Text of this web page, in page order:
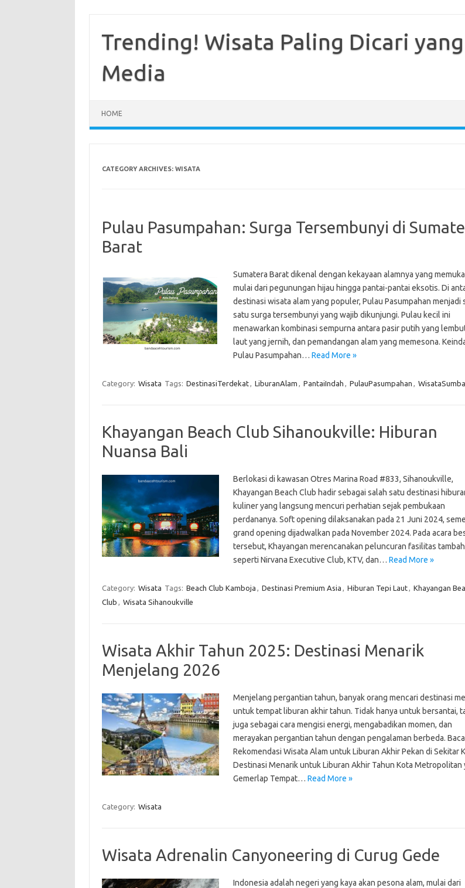
content
Trending! Wisata Paling Dicari
Media
HOME
CATEGORY ARCHIVES: WISATA
Pulau Pasumpahan: Surga Tersembunyi di
Barat
Sumatera Barat dikenal dengan kekayaan alamnya yang
mulai dari pegunungan hijau hingga pantai-pantai eksotis. Di
destinasi wisata alam yang populer, Pulau Pasumpahan menjadi
satu surga tersembunyi yang wajib dikunjungi. Pulau kecil ini
menawarkan kombinasi sempurna antara pasir putih yang
laut yang jernih, dan pemandangan alam yang memesona.
Pulau Pasumpahan… Read More »
Category: Wisata Tags: DestinasiTerdekat, LiburanAlam , PantaiIndah , PulauPasumpahan ,
Khayangan Beach Club Sihanoukville: Hiburan
Nuansa Bali
Berlokasi di kawasan Otres Marina Road #833, Sihanoukville,
Khayangan Beach Club hadir sebagai salah satu destinasi
kuliner yang langsung mencuri perhatian sejak pembukaan
perdananya. Soft opening dilaksanakan pada 21 Juni 2024,
grand opening dijadwalkan pada November 2024. Pada acara
tersebut, Khayangan merencanakan peluncuran fasilitas
seperti Nirvana Executive Club, KTV, dan… Read More »
Category: Wisata Tags: Beach Club Kamboja , Destinasi Premium Asia , Hiburan Tepi Laut, Khayangan
Club , Wisata Sihanoukville
Wisata Akhir Tahun 2025: Destinasi Menarik
Menjelang 2026
Menjelang pergantian tahun, banyak orang mencari destinasi
untuk tempat liburan akhir tahun. Tidak hanya untuk bersantai,
juga sebagai cara mengisi energi, mengabadikan momen, dan
merayakan pergantian tahun dengan pengalaman berbeda.
Rekomendasi Wisata Alam untuk Liburan Akhir Pekan di Sekitar
Destinasi Menarik untuk Liburan Akhir Tahun Kota Metropolitan
Gemerlap Tempat… Read More »
Category: Wisata
Wisata Adrenalin Canyoneering di Curug Gede
Indonesia adalah negeri yang kaya akan pesona alam, mulai dari